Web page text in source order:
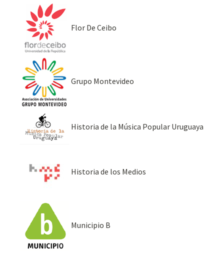
Flor De Ceibo
Grupo Montevideo
Historia de la Música Popular Uruguaya
Historia de los Medios
Municipio B